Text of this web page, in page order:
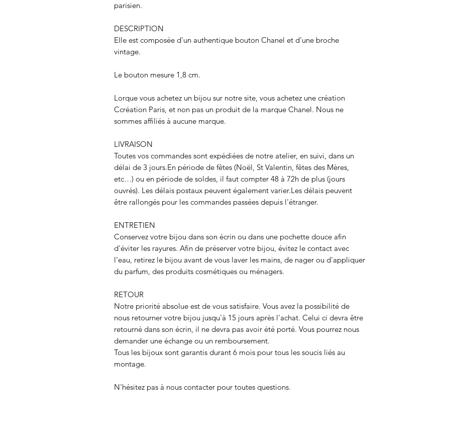
parisien.
DESCRIPTION
Elle est composée d'un authentique bouton Chanel et d'une broche
vintage.
Le bouton mesure 1,8 cm.
Lorque vous achetez un bijou sur notre site, vous achetez une création
Ccréation Paris, et non pas un produit de la marque Chanel. Nous ne
sommes affiliés à aucune marque.
LIVRAISON
Toutes vos commandes sont expédiées de notre atelier, en suivi, dans un
délai de 3 jours.En période de fêtes (Noël, St Valentin, fêtes des Mères,
etc…) ou en période de soldes, il faut compter 48 à 72h de plus (jours
ouvrés). Les délais postaux peuvent également varier.Les délais peuvent
être rallongés pour les commandes passées depuis l'étranger.
ENTRETIEN
Conservez votre bijou dans son écrin ou dans une pochette douce afin
d'éviter les rayures. Afin de préserver votre bijou, évitez le contact avec
l'eau, retirez le bijou avant de vous laver les mains, de nager ou d'appliquer
du parfum, des produits cosmétiques ou ménagers.
RETOUR
Notre priorité absolue est de vous satisfaire. Vous avez la possibilité de
nous retourner votre bijou jusqu'à 15 jours après l'achat. Celui ci devra être
retourné dans son écrin, il ne devra pas avoir été porté. Vous pourrez nous
demander une échange ou un remboursement.
Tous les bijoux sont garantis durant 6 mois pour tous les soucis liés au
montage.
N'hésitez pas à nous contacter pour toutes questions.